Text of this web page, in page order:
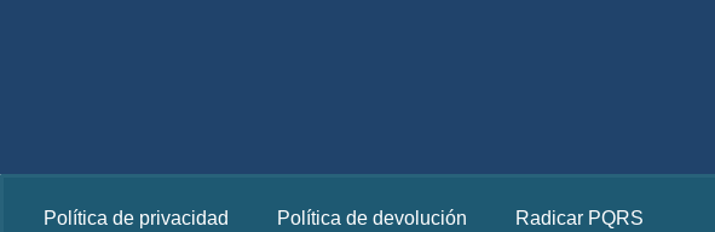
Política de privacidad Política de devolución Radicar PQRS